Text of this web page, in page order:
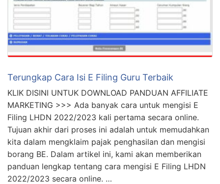
Terungkap Cara Isi E Filing Guru Terbaik
KLIK DISINI UNTUK DOWNLOAD PANDUAN AFFILIATE
MARKETING >>> Ada banyak cara untuk mengisi E
Filing LHDN 2022/2023 kali pertama secara online.
Tujuan akhir dari proses ini adalah untuk memudahkan
kita dalam mengklaim pajak penghasilan dan mengisi
borang BE. Dalam artikel ini, kami akan memberikan
panduan lengkap tentang cara mengisi E Filing LHDN
2022/2023 secara online. …